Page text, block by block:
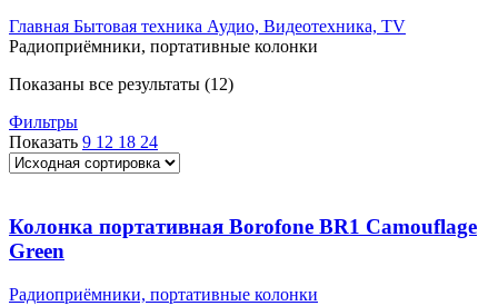
Главная Бытовая техника Аудио, Видеотехника, TV
Радиоприёмники, портативные колонки
Показаны все результаты (12)
Фильтры
Показать 9 12 18 24
Колонка портативная Borofone BR1 Camouflage
Green
Радиоприёмники, портативные колонки